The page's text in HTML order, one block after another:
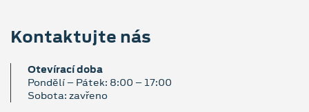
Kontaktujte nás
Otevírací doba
Pondělí – Pátek: 8:00 – 17:00
Sobota: zavřeno